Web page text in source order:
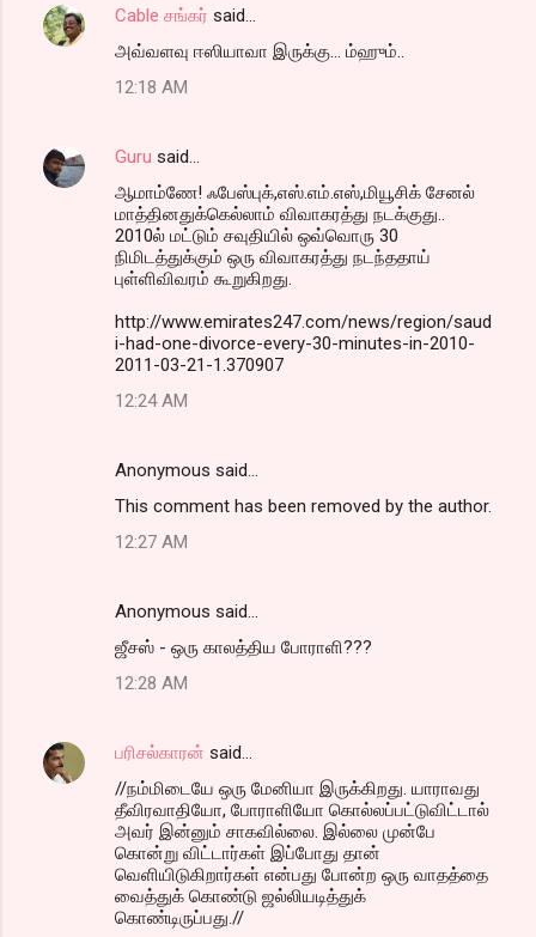
s
Cable சங்கர் said…
அவ்வளவு ஈஸியாவா இருக்கு... ம்ஹும்..
12:18 AM
Guru said…
ஆமாம்ணே! ஃபேஸ்புக்,எஸ்.எம்.எஸ்,மியூசிக் சேனல்
மாத்தினதுக்கெல்லாம் விவாகரத்து நடக்குது..
2010ல் மட்டும் சவுதியில் ஒவ்வொரு 30
நிமிடத்துக்கும் ஒரு விவாகரத்து நடந்ததாய்
புள்ளிவிவரம் கூறுகிறது.
http://www.emirates247.com/news/region/saud
i-had-one-divorce-every-30-minutes-in-2010-
2011-03-21-1.370907
12:24 AM
Anonymous said…
This comment has been removed by the author.
12:27 AM
Anonymous said…
ஜீசஸ் - ஒரு காலத்திய போராளி???
12:28 AM
பரிசல்காரன் said…
//நம்மிடையே ஒரு மேனியா இருக்கிறது. யாராவது
தீவிரவாதியோ, போராளியோ கொல்லப்பட்டுவிட்டால்
அவர் இன்னும் சாகவில்லை. இல்லை முன்பே
கொன்று விட்டார்கள் இப்போது தான்
வெளியிடுகிறார்கள் என்பது போன்ற ஒரு வாதத்தை
வைத்துக் கொண்டு ஜல்லியடித்துக்
கொண்டிருப்பது.//